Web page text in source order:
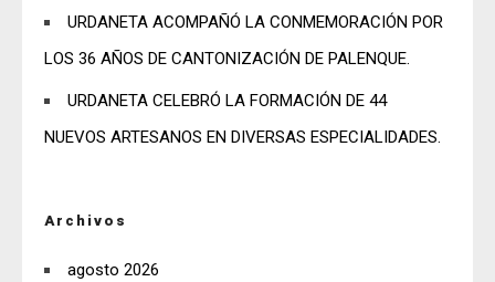
URDANETA ACOMPAÑÓ LA CONMEMORACIÓN POR
LOS 36 AÑOS DE CANTONIZACIÓN DE PALENQUE.
URDANETA CELEBRÓ LA FORMACIÓN DE 44
NUEVOS ARTESANOS EN DIVERSAS ESPECIALIDADES.
Archivos
agosto 2026